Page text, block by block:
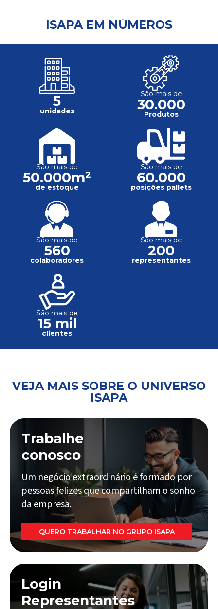
ISAPA EM NÚMEROS
5
unidades
São mais de
30.000
Produtos
São mais de
50.000m²
de estoque
São mais de
60.000
posições pallets
São mais de
560
colaboradores
São mais de
200
representantes
São mais de
15 mil
clientes
VEJA MAIS SOBRE O UNIVERSO
ISAPA
Trabalhe
conosco
Um negócio extraordinário é formado por
pessoas felizes que compartilham o sonho
da empresa.
QUERO TRABALHAR NO GRUPO ISAPA
Login
Representantes